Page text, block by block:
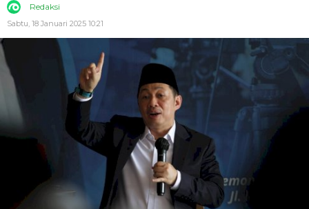
Redaksi
Sabtu, 18 Januari 2025 10:21